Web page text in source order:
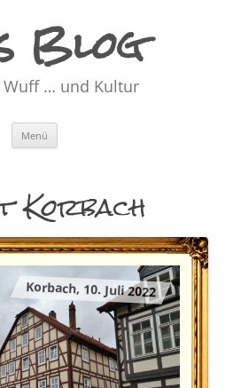
Blog
… und Kultur
Menü
Korbach
Korbach, 10. Juli 2022